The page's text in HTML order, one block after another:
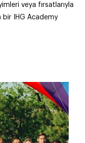
veya fırsatlarıyla
bir IHG Academy